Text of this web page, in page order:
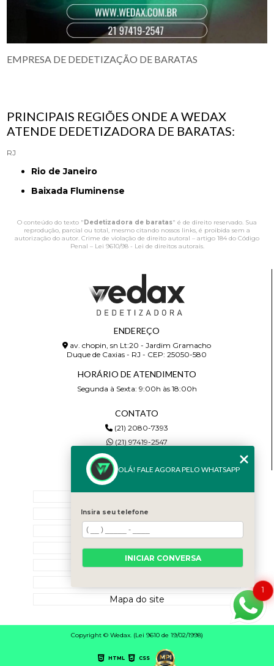
EMPRESA DE DEDETIZAÇÃO DE BARATAS
PRINCIPAIS REGIÕES ONDE A WEDAX
ATENDE DEDETIZADORA DE BARATAS:
RJ
Rio de Janeiro
Baixada Fluminense
O conteúdo do texto " Dedetizadora de baratas" é de direito reservado. Sua
reprodução, parcial ou total, mesmo citando nossos links, é proibida sem a
autorização do autor. Crime de violação de direito autoral – artigo 184 do Código
Penal – Lei 9610/98 - Lei de direitos autorais.
ENDEREÇO
av. chopin, sn Lt:20 - Jardim Gramacho
Duque de Caxias - RJ - CEP: 25050-580
HORÁRIO DE ATENDIMENTO
Segunda à Sexta: 9:00h às 18:00h
CONTATO
(21) 2080-7393
(21) 97419-2547
wedax.comercial@gmail.com
Empresa
Serviços
Blog
Contato
Mapa do site
Copyright © Wedax. (Lei 9610 de 19/02/1998)
HTML CSS
1
OLÁ! FALE AGORA PELO WHATSAPP
Insira seu telefone
INICIAR CONVERSA